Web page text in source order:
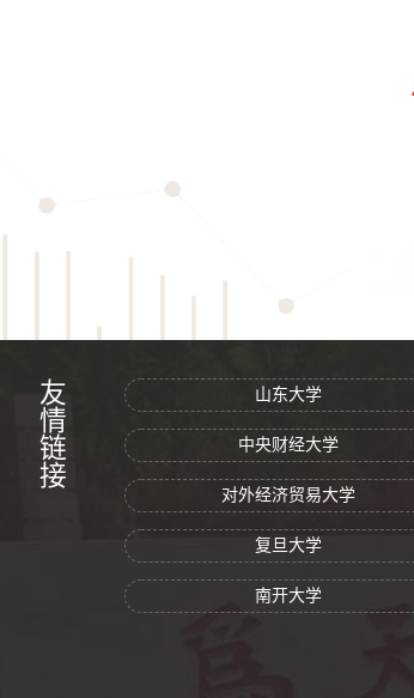
友情链接 山东大学
中央财经大学
对外经济贸易大学
复旦大学
南开大学